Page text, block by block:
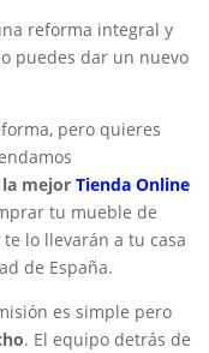
reforma integral y
puedes dar un nuevo
pero quieres
la mejor Tienda Online
tu mueble de
lo llevarán a tu casa
de España.
es simple pero
. El equipo detrás de